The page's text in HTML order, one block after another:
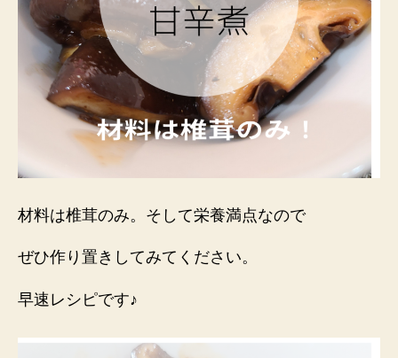
へ
の
材料は椎茸のみ。そして栄養満点なので
ぜひ作り置きしてみてください。
早速レシピです♪